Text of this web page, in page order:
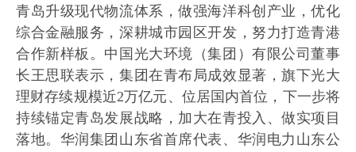
青岛升级现代物流体系，做强海洋科创产业，优化
综合金融服务，深耕城市园区开发，努力打造青港
合作新样板。中国光大环境（集团）有限公司董事
长王思联表示，集团在青布局成效显著，旗下光大
理财存续规模近2万亿元、位居国内首位，下一步将
持续锚定青岛发展战略，加大在青投入、做实项目
落地。华润集团山东省首席代表、华润电力山东公